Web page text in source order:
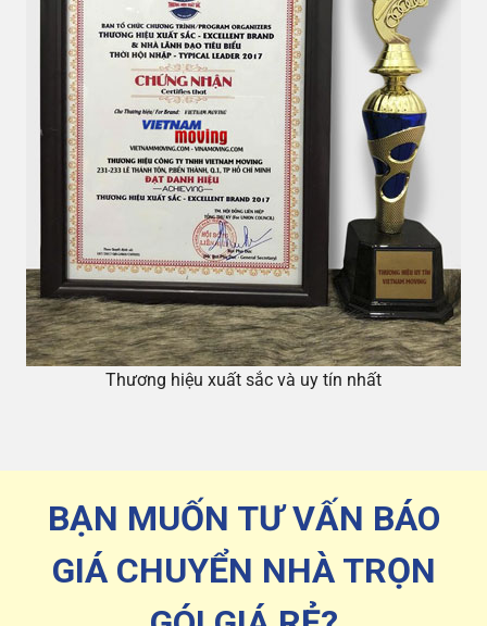
Thương hiệu xuất sắc và uy tín nhất
BẠN MUỐN TƯ VẤN BÁO
GIÁ CHUYỂN NHÀ TRỌN